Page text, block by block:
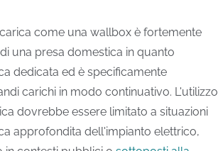
come una wallbox è fortemente
una presa domestica in quanto
dedicata ed è specificamente
carichi in modo continuativo. L'utilizzo
dovrebbe essere limitato a situazioni
approfondita dell'impianto elettrico,